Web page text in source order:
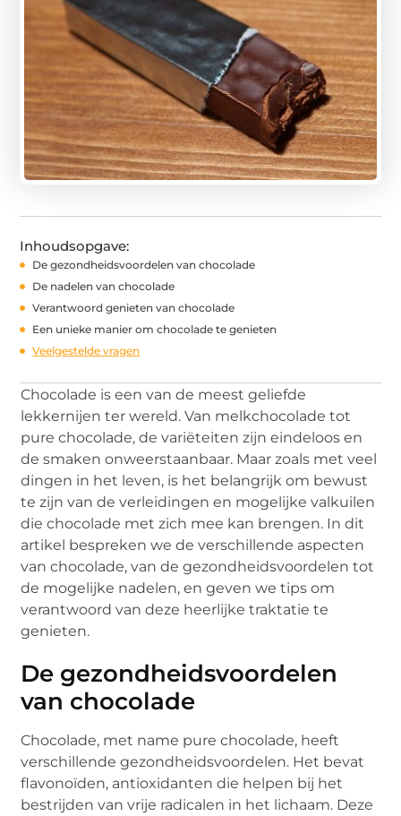
Inhoudsopgave:
De gezondheidsvoordelen van chocolade
De nadelen van chocolade
Verantwoord genieten van chocolade
Een unieke manier om chocolade te genieten
Veelgestelde vragen
Chocolade is een van de meest geliefde
lekkernijen ter wereld. Van melkchocolade tot
pure chocolade, de variëteiten zijn eindeloos en
de smaken onweerstaanbaar. Maar zoals met veel
dingen in het leven, is het belangrijk om bewust
te zijn van de verleidingen en mogelijke valkuilen
die chocolade met zich mee kan brengen. In dit
artikel bespreken we de verschillende aspecten
van chocolade, van de gezondheidsvoordelen tot
de mogelijke nadelen, en geven we tips om
verantwoord van deze heerlijke traktatie te
genieten.
De gezondheidsvoordelen
van chocolade
Chocolade, met name pure chocolade, heeft
verschillende gezondheidsvoordelen. Het bevat
flavonoïden, antioxidanten die helpen bij het
bestrijden van vrije radicalen in het lichaam. Deze